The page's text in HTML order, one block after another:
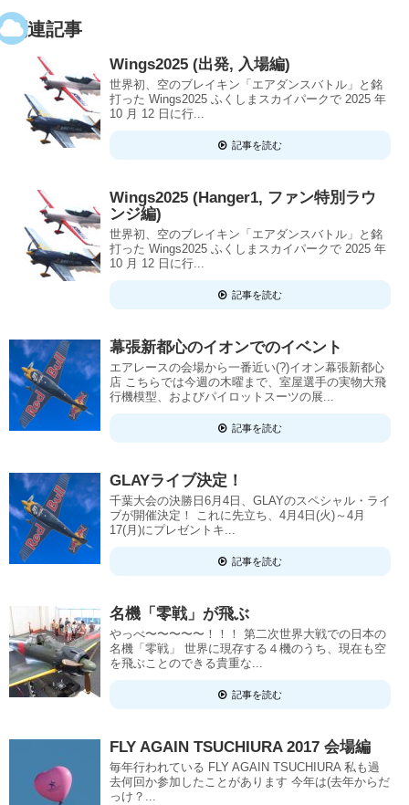
関連記事
Wings2025 (出発, 入場編)
世界初、空のブレイキン「エアダンスバトル」と銘
打った Wings2025 ふくしまスカイパークで 2025 年
10 月 12 日に行...
記事を読む
Wings2025 (Hanger1, ファン特別ラウ
ンジ編)
世界初、空のブレイキン「エアダンスバトル」と銘
打った Wings2025 ふくしまスカイパークで 2025 年
10 月 12 日に行...
記事を読む
幕張新都心のイオンでのイベント
エアレースの会場から一番近い(?)イオン幕張新都心
店 こちらでは今週の木曜まで、室屋選手の実物大飛
行機模型、およびパイロットスーツの展...
記事を読む
GLAYライブ決定！
千葉大会の決勝日6月4日、GLAYのスペシャル・ライ
ブが開催決定！ これに先立ち、4月4日(火)～4月
17(月)にプレゼントキ...
記事を読む
名機「零戦」が飛ぶ
やっべ〜〜〜〜〜！！！ 第二次世界大戦での日本の
名機「零戦」 世界に現存する４機のうち、現在も空
を飛ぶことのできる貴重な...
記事を読む
FLY AGAIN TSUCHIURA 2017 会場編
毎年行われている FLY AGAIN TSUCHIURA 私も過
去何回か参加したことがあります 今年は(去年からだ
っけ？...